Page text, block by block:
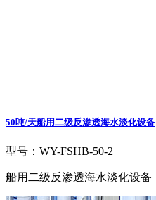
50吨/天船用二级反渗透海水淡化设备
型号：WY-FSHB-50-2
船用二级反渗透海水淡化设备